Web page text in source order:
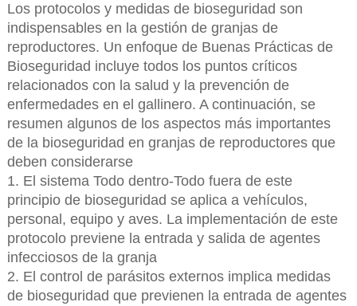
Los protocolos y medidas de bioseguridad son
indispensables en la gestión de granjas de
reproductores. Un enfoque de Buenas Prácticas de
Bioseguridad incluye todos los puntos críticos
relacionados con la salud y la prevención de
enfermedades en el gallinero. A continuación, se
resumen algunos de los aspectos más importantes
de la bioseguridad en granjas de reproductores que
deben considerarse
1. El sistema Todo dentro-Todo fuera de este
principio de bioseguridad se aplica a vehículos,
personal, equipo y aves. La implementación de este
protocolo previene la entrada y salida de agentes
infecciosos de la granja
2. El control de parásitos externos implica medidas
de bioseguridad que previenen la entrada de agentes